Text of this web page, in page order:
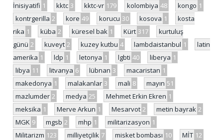
İnisiyatifi 1 kktc 3 kktc-vr 179 kolombiya 48 kongo 1
kontrgerilla 2 kore 49 korucu 30 kosova 1
kosta
rika 1 küba 2 küresel bak 1 Kürt 317
kurtuluş
günü 2 kuveyt 2 kuzey kutbu 4 lambdaistanbul 1
latin
amerika 1 ldp 1 letonya 1 lgbti 40 liberya 1
libya 11 litvanya 6 lübnan 3 macaristan 1
makedonya 1 malakanlar 3 mali 8 mayın 51
mazlumder 2 medya 25 Mehmet Erkin Ekren 1
meksika 1 Merve Arkun 1 Mesarvot 2 metin bayrak 2
MGK 9 mgsb 2 mhp 1 militarizasyon 1
Militarizm 123 milliyetçilik 7 misket bombası 10 MİT 12